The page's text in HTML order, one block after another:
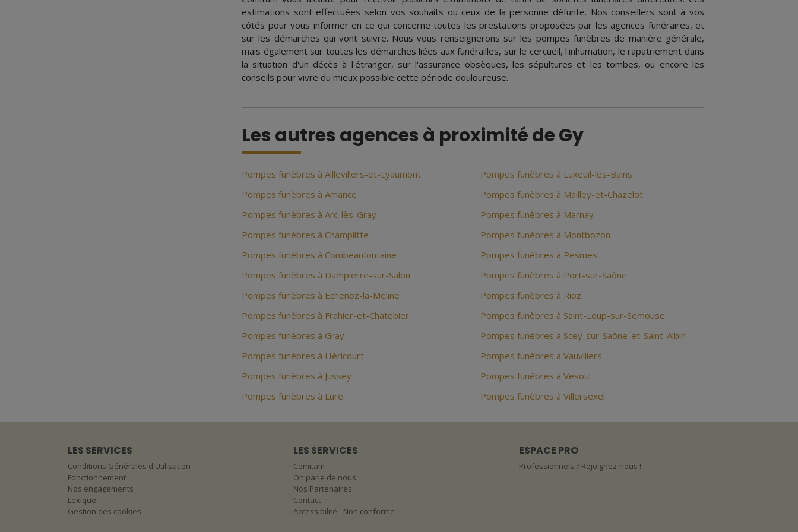
estimations sont effectuées selon vos souhaits ou ceux de la personne défunte. Nos conseillers sont à vos
côtés pour vous informer en ce qui concerne toutes les prestations proposées par les agences funéraires, et
sur les démarches qui vont suivre. Nous vous renseignerons sur les pompes funèbres de manière générale,
mais également sur toutes les démarches liées aux funérailles, sur le cercueil, l'inhumation, le rapatriement dans
la situation d'un décès à l'étranger, sur l'assurance obsèques, les sépultures et les tombes, ou encore les
conseils pour vivre du mieux possible cette période douloureuse.
Les autres agences à proximité de Gy
Pompes funèbres à Aillevillers-et-Lyaumont
Pompes funèbres à Amance
Pompes funèbres à Arc-lès-Gray
Pompes funèbres à Champlitte
Pompes funèbres à Combeaufontaine
Pompes funèbres à Dampierre-sur-Salon
Pompes funèbres à Echenoz-la-Meline
Pompes funèbres à Frahier-et-Chatebier
Pompes funèbres à Gray
Pompes funèbres à Héricourt
Pompes funèbres à Jussey
Pompes funèbres à Lure
Pompes funèbres à Luxeuil-les-Bains
Pompes funèbres à Mailley-et-Chazelot
Pompes funèbres à Marnay
Pompes funèbres à Montbozon
Pompes funèbres à Pesmes
Pompes funèbres à Port-sur-Saône
Pompes funèbres à Rioz
Pompes funèbres à Saint-Loup-sur-Semouse
Pompes funèbres à Scey-sur-Saône-et-Saint-Albin
Pompes funèbres à Vauvillers
Pompes funèbres à Vesoul
Pompes funèbres à Villersexel
LES SERVICES
Conditions Générales d'Utilisation
Fonctionnement
Nos engagements
Lexique
Gestion des cookies
LES SERVICES
Comitam
On parle de nous
Nos Partenaires
Contact
Accessibilité - Non conforme
ESPACE PRO
Professionnels ? Rejoignez-nous !